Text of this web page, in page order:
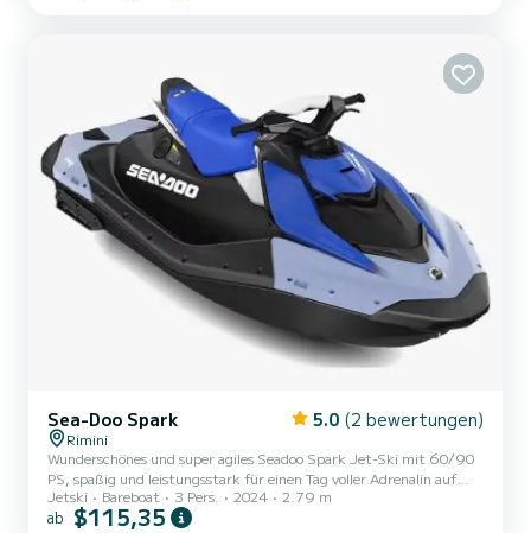
Sea-Doo Spark 5.0 (2 bewertungen)
Rimini
Wunderschönes und super agiles Seadoo Spark Jet-Ski mit 60/90
PS, spaßig und leistungsstark für einen Tag voller Adrenalin auf
dem Meer
Jetski Bareboat 3 Pers. 2024 2.79 m
ab $115,35